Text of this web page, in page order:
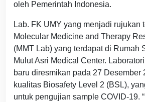
oleh Pemerintah Indonesia.
Lab. FK UMY yang menjadi rujukan
Molecular Medicine and Therapy
(MMT Lab) yang terdapat di Rumah
Mulut Asri Medical Center.
baru diresmikan pada 27 Desember
kualitas Biosafety Level 2 (BSL),
untuk pengujian sample COVID-19.